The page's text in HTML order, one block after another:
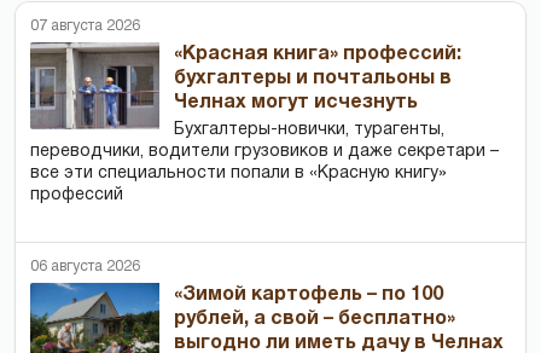
07 августа 2026
«Красная книга» профессий:
бухгалтеры и почтальоны в
Челнах могут исчезнуть
Бухгалтеры-новички, тур­агенты,
переводчики, водители грузовиков и даже секретари –
все эти специальности попали в «Красную книгу»
профессий
06 августа 2026
«Зимой картофель – по 100
рублей, а свой – бесплатно»
выгодно ли иметь дачу в Челнах